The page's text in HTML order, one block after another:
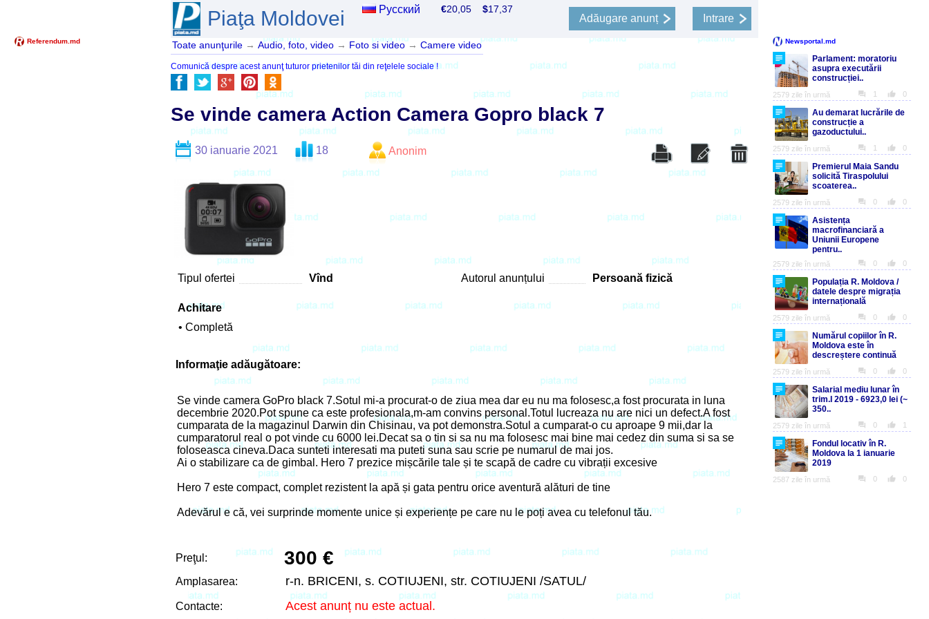
Piaţa Moldovei Русский €20,05$17,37
Adăugare anunț Intrare
Toate anunţurile → Audio, foto, video → Foto si video → Camere video
Comunică despre acest anunţ tuturor prietenilor tăi din reţelele sociale !
Se vinde camera Action Camera Gopro black 7
30 ianuarie 2021 18 Anonim
Tipul ofertei Vînd Autorul anunțului Persoană fizică
Achitare
• Completă
Informaţie adăugătoare:
Se vinde camera GoPro black 7.Sotul mi-a procurat-o de ziua mea dar eu nu ma folosesc,a fost procurata in luna
decembrie 2020.Pot spune ca este profesionala,m-am convins personal.Totul lucreaza nu are nici un defect.A fost
cumparata de la magazinul Darwin din Chisinau, va pot demonstra.Sotul a cumparat-o cu aproape 9 mii,dar la
cumparatorul real o pot vinde cu 6000 lei.Decat sa o tin si sa nu ma folosesc mai bine mai cedez din suma si sa se
foloseasca cineva.Daca sunteti interesati ma puteti suna sau scrie pe numarul de mai jos.
Ai o stabilizare ca de gimbal. Hero 7 prezice mișcările tale și te scapă de cadre cu vibrații excesive
Hero 7 este compact, complet rezistent la apă și gata pentru orice aventură alături de tine
Adevărul e că, vei surprinde momente unice și experiențe pe care nu le poți avea cu telefonul tău.
Preţul: 300 €
Amplasarea: r-n. BRICENI, s. COTIUJENI, str. COTIUJENI /SATUL/
Contacte: Acest anunț nu este actual.